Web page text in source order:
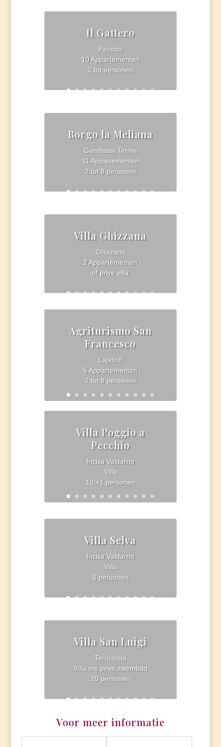
Il Gattero
Peccioli
10 Appartementen
2 tot personen
Borgo la Meliana
Gambassi Terme
11 Appartementen
2 tot 8 personen
Villa Ghizzana
Ghizzano
2 Appartementen
of prive villa
Agriturismo San
Francesco
Lajatico
5 Appartementen
2 tot 8 personen
Villa Poggio a
Pecchio
Incisa Valdarno
Villa
10 +1 personen
Villa Selva
Incisa Valdarno
Villa
6 personen
Villa San Luigi
Terricciola
Villa me privé zwembad
20 personen
Voor meer informatie